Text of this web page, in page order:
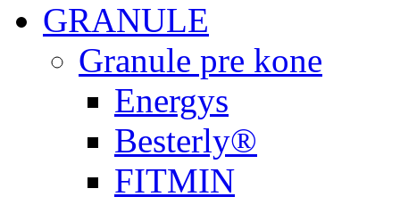
GRANULE
Granule pre kone
Energys
Besterly®
FITMIN